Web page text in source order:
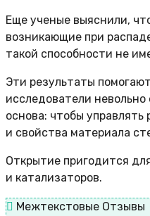
Еще ученые выяснили,
возникающие при
такой способности не
Эти результаты
исследователи
основа: чтобы
и свойства материала
Открытие пригодится
и катализаторов.
Межтекстовые Отзывы